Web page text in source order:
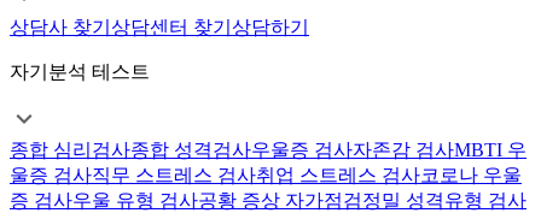
상담사 찾기 상담센터 찾기 상담하기
자기분석 테스트
종합 심리검사종합 성격검사우울증 검사자존감 검사MBTI 우
울증 검사직무 스트레스 검사취업 스트레스 검사코로나 우울
증 검사우울 유형 검사공황 증상 자가점검정밀 성격유형 검사